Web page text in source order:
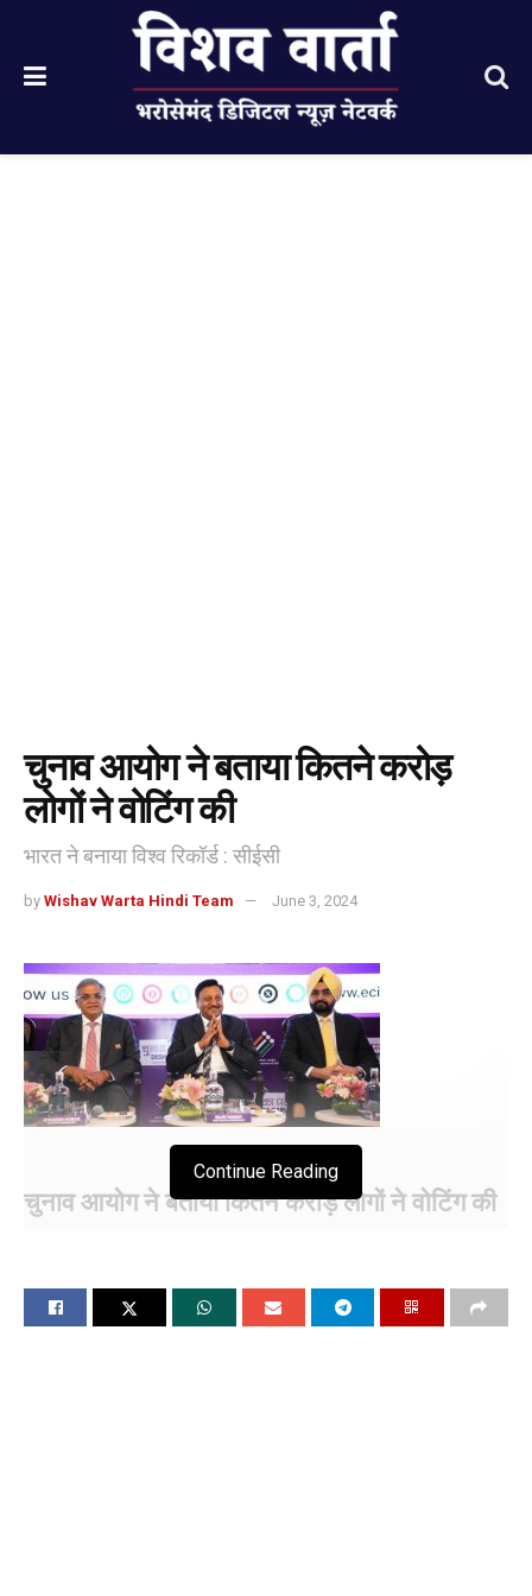
चुनाव आयोग ने बताया कितने करोड़
लोगों ने वोटिंग की
भारत ने बनाया विश्व रिकॉर्ड : सीईसी
by Wishav Warta Hindi Team June 3, 2024
चुनाव आयोग ने बताया कितने करोड़ लोगों ने वोटिंग की
64.2 करोड़ लोगों के मतदान करने के साथ भारत ने
Continue Reading